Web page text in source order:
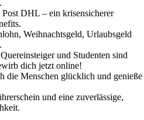
Post DHL – ein krisensicherer
Weihnachtsgeld, Urlaubsgeld
Quereinsteiger und Studenten sind
dich jetzt online!
die Menschen glücklich und genieße
und eine zuverlässige,